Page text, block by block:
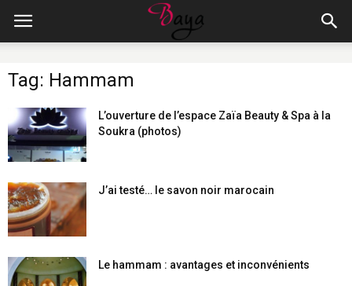
Tag: Hammam
L’ouverture de l’espace Zaïa Beauty & Spa à la
Soukra (photos)
J’ai testé… le savon noir marocain
Le hammam : avantages et inconvénients